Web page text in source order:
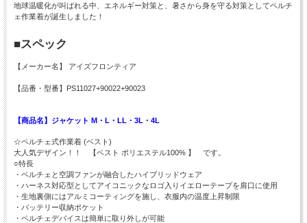
地球温暖化が叫ばれる中、エネルギー対策と、暑さから身を守る対策としてペルチ
ェ作業着が誕生しました！
■スペック
【メーカー名】 アイズフロンティア
【品番・型番】PS11027+90022+90023
【商品名】ジャケット M・L・LL・3L・4L
☆ペルチェ式作業着 (ベスト)
大人気デザイン！！ 【ベスト ポリエステル100% 】 です。
○特長
・ペルチェと空調ファンが融合したハイブリッドウェア
・ハーネス対応型としてアイコニックなロゴ入りイエローテープを肩口に使用
・生地裏側にはアルミコーティングを施し、衣服内の温度上昇制限
・バッテリー収納ポケット
・ペルチェデバイスは簡単に取り外しが可能